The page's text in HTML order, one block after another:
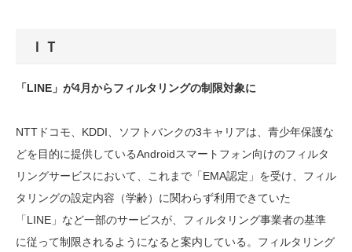
ＩＴ
「LINE」が4月からフィルタリングの制限対象に
NTTドコモ、KDDI、ソフトバンクの3キャリアは、青少年保護な
どを目的に提供しているAndroidスマートフォン向けのフィルタ
リングサービスにおいて、これまで「EMA認定」を受け、フィル
タリングの設定内容（学齢）に関わらず利用できていた
「LINE」など一部のサービスが、フィルタリング事業者の基準
に従って制限されるようになると案内している。フィルタリング